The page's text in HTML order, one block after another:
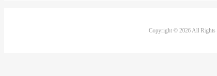
Copyright © 2026 All